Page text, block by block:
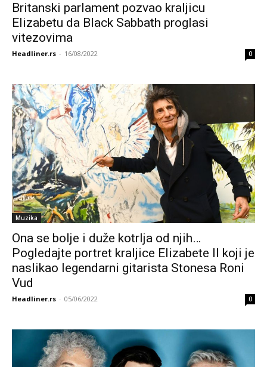
Britanski parlament pozvao kraljicu
Elizabetu da Black Sabbath proglasi
vitezovima
Headliner.rs - 16/08/2022 0
Muzika
Ona se bolje i duže kotrlja od njih…
Pogledajte portret kraljice Elizabete II koji je
naslikao legendarni gitarista Stonesa Roni
Vud
Headliner.rs - 05/06/2022 0